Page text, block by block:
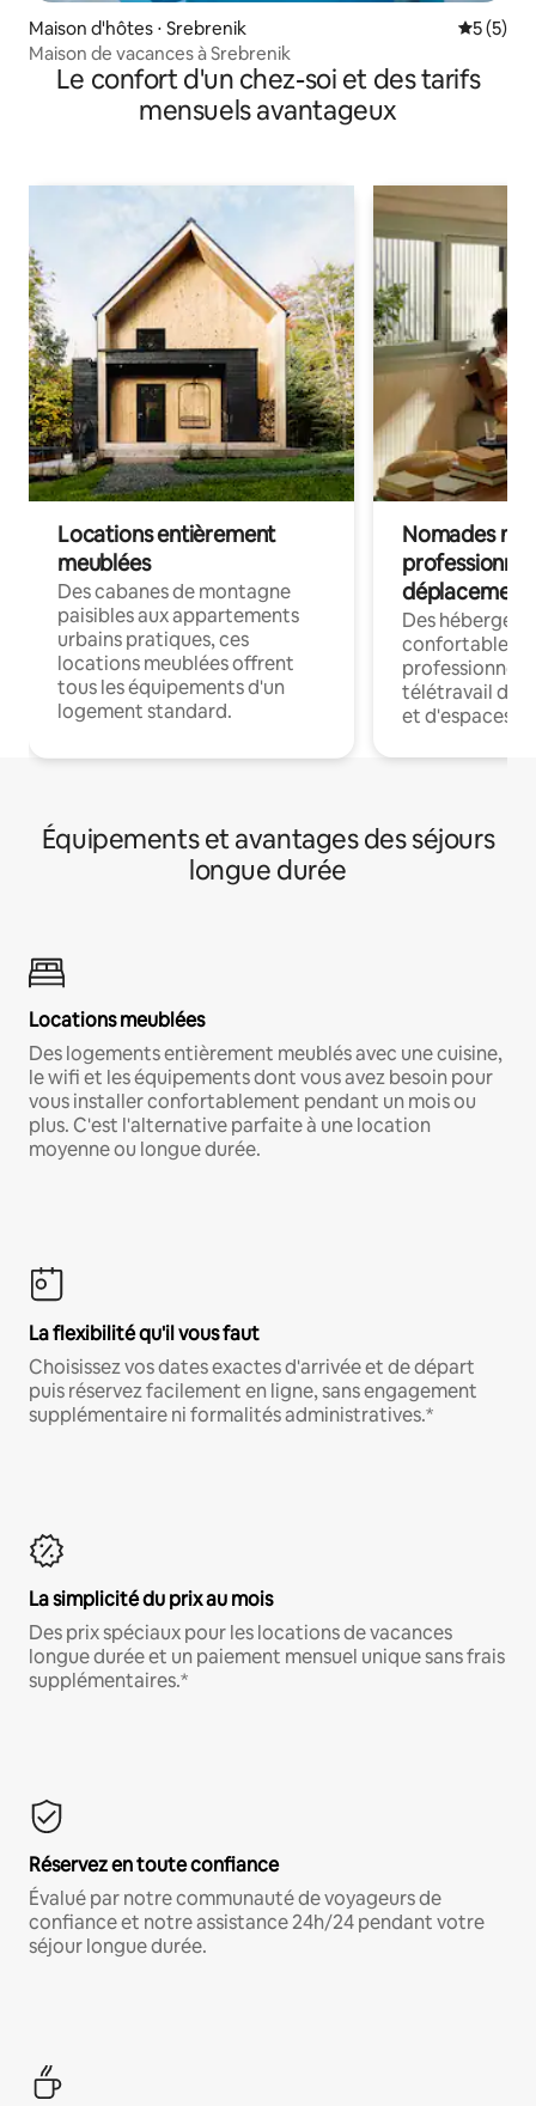
Maison d'hôtes ⋅ Srebrenik
5 (5)
Maison de vacances à Srebrenik
Le confort d'un chez-soi et des tarifs
mensuels avantageux
Locations entièrement
meublées
Des cabanes de montagne
paisibles aux appartements
urbains pratiques, ces
locations meublées offrent
tous les équipements d'un
logement standard.
Nomades
déplacement
Des
confortables
professionnels
télétravail
et d'espaces
Équipements et avantages des séjours
longue durée
Locations meublées
Des logements entièrement meublés avec une cuisine,
le wifi et les équipements dont vous avez besoin pour
vous installer confortablement pendant un mois ou
plus. C'est l'alternative parfaite à une location
moyenne ou longue durée.
La flexibilité qu'il vous faut
Choisissez vos dates exactes d'arrivée et de départ
puis réservez facilement en ligne, sans engagement
supplémentaire ni formalités administratives.*
La simplicité du prix au mois
Des prix spéciaux pour les locations de vacances
longue durée et un paiement mensuel unique sans frais
supplémentaires.*
Réservez en toute confiance
Évalué par notre communauté de voyageurs de
confiance et notre assistance 24h/24 pendant votre
séjour longue durée.